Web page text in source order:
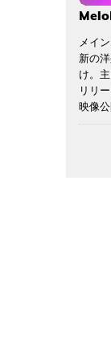
メイ
新の
け。
リリ
映像